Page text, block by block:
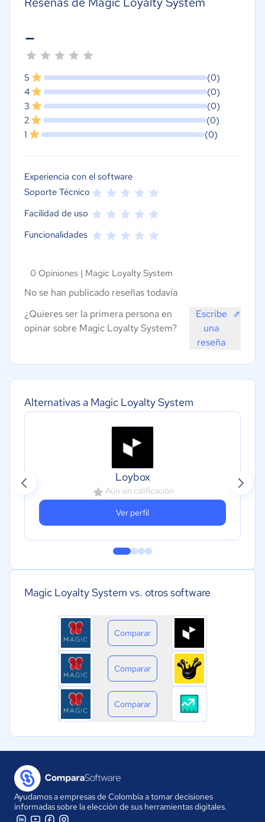
Alternativas a Magic Loyalty System
Loybox
Aún sin calificación
Ver perfil
Magic Loyalty System vs. otros software
Comparar
Comparar
Comparar
-
5
(0)
4
(0)
3
(0)
2
(0)
1
(0)
Experiencia con el software
Soporte Técnico
Facilidad de uso
Funcionalidades
0 Opiniones | Magic Loyalty System
No se han publicado reseñas todavía
¿Quieres ser la primera persona en
opinar sobre Magic Loyalty System?
Escribe
una
reseña
Ayudamos a empresas de Colombia a tomar decisiones
informadas sobre la elección de sus herramientas digitales.